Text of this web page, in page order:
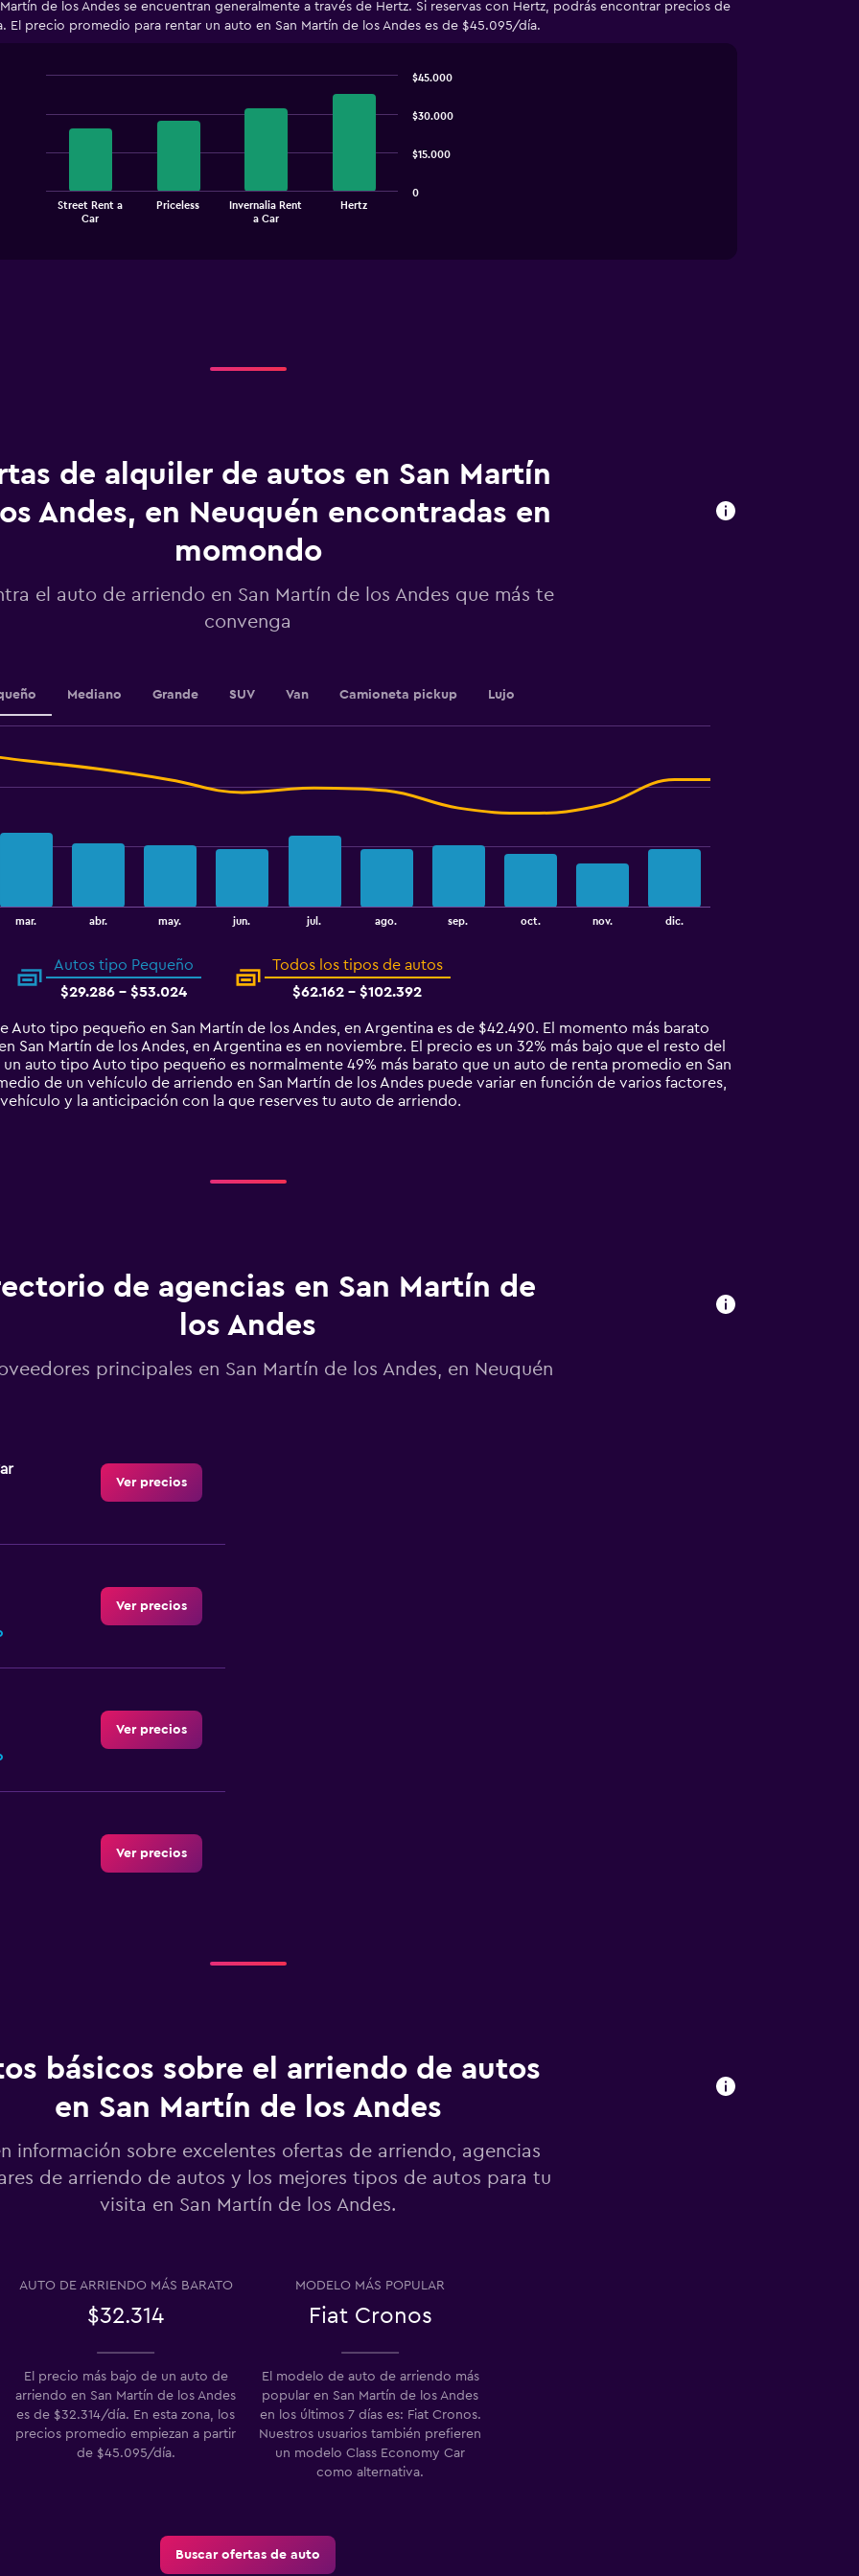
de los Andes se encuentran generalmente a través de Hertz. Si reservas con Hertz, podrás encontrar precios de
El precio promedio para rentar un auto en San Martín de los Andes es de $45.095/día.
bars.
The
chart
Y
axis
displaying
values.
45000.
Street Rent a
Car
Priceless
Invernalia Rent
a Car
Hertz
0
$15.000
$30.000
$45.000
de alquiler de autos en San Martín
Andes, en Neuquén encontradas en
momondo
el auto de arriendo en San Martín de los Andes que más te
convenga
Mediano Grande SUV Van Camioneta pickup Lujo
mar. abr. may. jun. jul. ago. sep. oct. nov. dic.
Autos tipo Pequeño
$29.286 - $53.024
Todos los tipos de autos
$62.162 - $102.392
Auto tipo pequeño en San Martín de los Andes, en Argentina es de $42.490. El momento más barato
San Martín de los Andes, en Argentina es en noviembre. El precio es un 32% más bajo que el resto del
un auto tipo Auto tipo pequeño es normalmente 49% más barato que un auto de renta promedio en San
de un vehículo de arriendo en San Martín de los Andes puede variar en función de varios factores,
y la anticipación con la que reserves tu auto de arriendo.
de agencias en San Martín de
los Andes
principales en San Martín de los Andes, en Neuquén
Ver precios
Ver precios
Ver precios
Ver precios
Ver precios
básicos sobre el arriendo de autos
en San Martín de los Andes
información sobre excelentes ofertas de arriendo, agencias
de arriendo de autos y los mejores tipos de autos para tu
visita en San Martín de los Andes.
AUTO DE ARRIENDO MÁS BARATO
$32.314
MODELO MÁS POPULAR
Fiat Cronos
El precio más bajo de un auto de
arriendo en San Martín de los Andes
es de $32.314/día. En esta zona, los
precios promedio empiezan a partir
de $45.095/día.
El modelo de auto de arriendo más
popular en San Martín de los Andes
en los últimos 7 días es: Fiat Cronos.
Nuestros usuarios también prefieren
un modelo Class Economy Car
como alternativa.
Buscar ofertas de auto